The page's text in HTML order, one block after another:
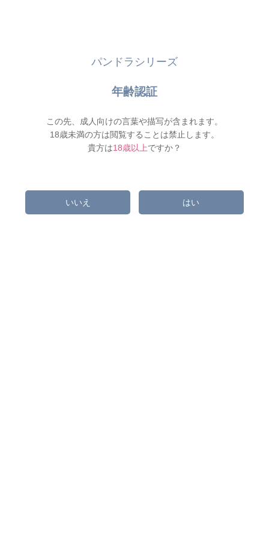
パンドラシリーズ
年齢認証
この先、成人向けの言葉や描写が含まれます。
18歳未満の方は閲覧することは禁止します。
貴方は18歳以上ですか？
いいえ はい